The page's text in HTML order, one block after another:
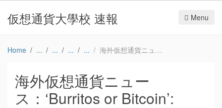
仮想通貨大學校 速報 Menu
Home 海外仮想通貨ニュース：‘Burritos or Bitcoin’: Chipotle giving away $200K in food, cryptocurrency for National Burrito Day – FOX 7 Austin
海外仮想通貨ニュー
ス：‘Burritos or Bitcoin’: